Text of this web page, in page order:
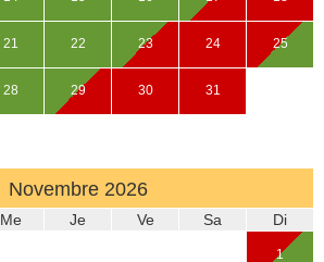
21 22 23 24 25
28 29 30 31
Novembre 2026
Me Je Ve Sa Di
1